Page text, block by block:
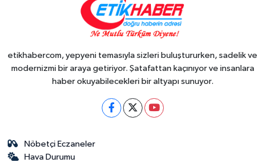
etikhabercom, yepyeni temasıyla sizleri buluştururken, sadelik ve
modernizmi bir araya getiriyor. Şatafattan kaçınıyor ve insanlara
haber okuyabilecekleri bir altyapı sunuyor.
Nöbetçi Eczaneler
Hava Durumu